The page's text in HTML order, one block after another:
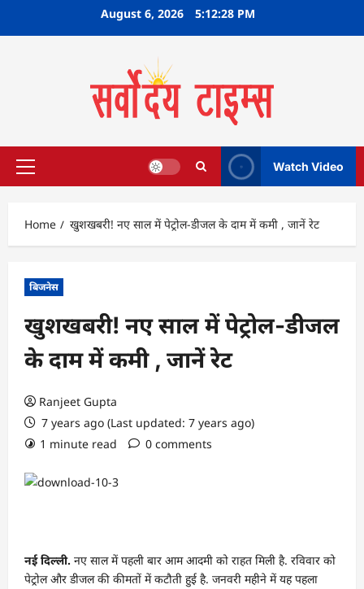
August 6, 2026 5:12:29 PM
Primary
Watch Video
Home खुशखबरी! नए साल में पेट्रोल-डीजल के दाम में कमी , जानें रेट
बिजनेस
खुशखबरी! नए साल में पेट्रोल-डीजल
के दाम में कमी , जानें रेट
Ranjeet Gupta
7 years ago (Last updated: 7 years ago)
1 minute read
0 comments
नई दिल्ली. नए साल में पहली बार आम आदमी को राहत मिली है. रविवार को
पेट्रोल और डीजल की कीमतों में कटौती हुई है. जनवरी महीने में यह पहला